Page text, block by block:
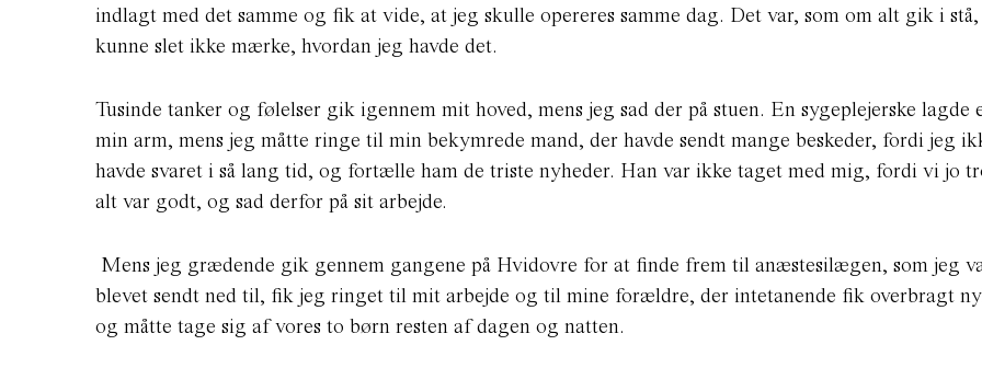
indlagt med det samme og fik at vide, at jeg skulle opereres samme dag. Det var, som om alt gik i
kunne slet ikke mærke, hvordan jeg havde det.
Tusinde tanker og følelser gik igennem mit hoved, mens jeg sad der på stuen. En sygeplejerske lagde
min arm, mens jeg måtte ringe til min bekymrede mand, der havde sendt mange beskeder, fordi jeg
havde svaret i så lang tid, og fortælle ham de triste nyheder. Han var ikke taget med mig, fordi vi jo
alt var godt, og sad derfor på sit arbejde.
Mens jeg grædende gik gennem gangene på Hvidovre for at finde frem til anæstesilægen, som jeg
blevet sendt ned til, fik jeg ringet til mit arbejde og til mine forældre, der intetanende fik overbragt
og måtte tage sig af vores to børn resten af dagen og natten.